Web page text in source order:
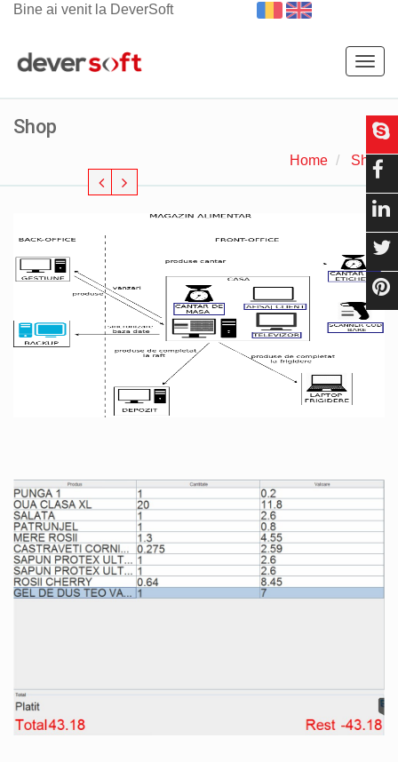
Bine ai venit la DeverSoft
Shop
Home Shop